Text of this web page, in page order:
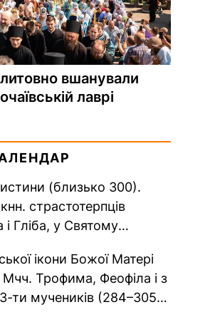
вшанували
лаврі
(близько 300).
страстотерпців
і Гліба, у Святому
архімандрита...
ікони Божої Матері
Мчч. Трофима, Феофіла і з
ти мучеників (284–305).